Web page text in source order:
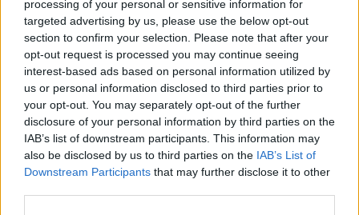
processing of your personal or sensitive information for
targeted advertising by us, please use the below opt-out
section to confirm your selection. Please note that after your
opt-out request is processed you may continue seeing
interest-based ads based on personal information utilized by
us or personal information disclosed to third parties prior to
your opt-out. You may separately opt-out of the further
disclosure of your personal information by third parties on the
IAB’s list of downstream participants. This information may
also be disclosed by us to third parties on the IAB’s List of
Downstream Participants that may further disclose it to other
ΠΟΛΙΤΙΚΉ
Σταύρος Καλαφάτης: Έχουμε δημιουργήσει 20.000
νέες θέσεις εργασίας υψηλής εξειδίκευσης σε 7 χρόνια
(VIDEO)
ΑΝΑΡΤΗΘΗΚΕ ΑΠΟ GMYLONAS 7 ΑΥΓΟΎΣΤΟΥ 2026